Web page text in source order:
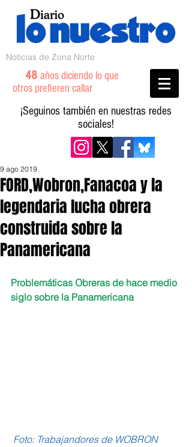
Noticias de Zona Norte
48 años diciendo lo que
otros prefieren callar
¡Seguinos también en nuestras redes
sociales!
FORD,Wobron,Fanacoa y la
legendaria lucha obrera
construida sobre la
Panamericana
9 ago 2019
Problemáticas Obreras de hace medio
siglo sobre la Panamericana
Foto: Trabajandores de WOBRON